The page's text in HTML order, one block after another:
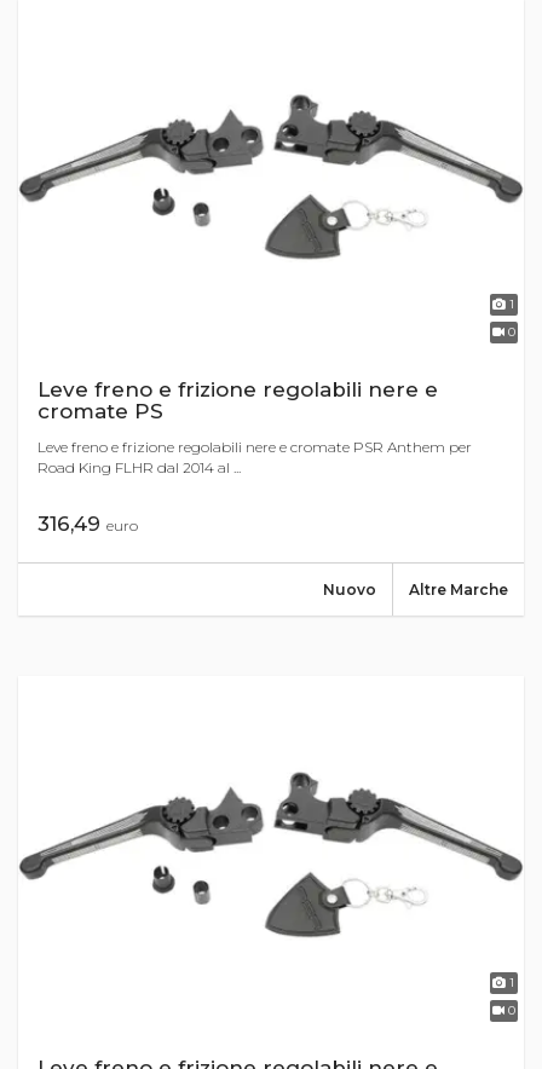
1
0
Leve freno e frizione regolabili nere e
cromate PS
Leve freno e frizione regolabili nere e cromate PSR Anthem per
Road King FLHR dal 2014 al ...
316,49 euro
Altre Marche
Nuovo
1
0